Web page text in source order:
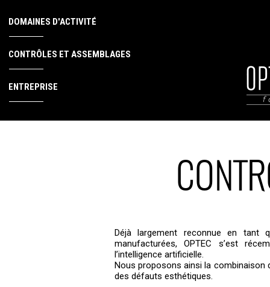
DOMAINES D'ACTIVITÉ
CONTRÔLES ET ASSEMBLAGES
ENTREPRISE
Déjà largement reconnue en tant
manufacturées, OPTEC s’est
l’intelligence artificielle.
Nous proposons ainsi la combinaison
des défauts esthétiques.